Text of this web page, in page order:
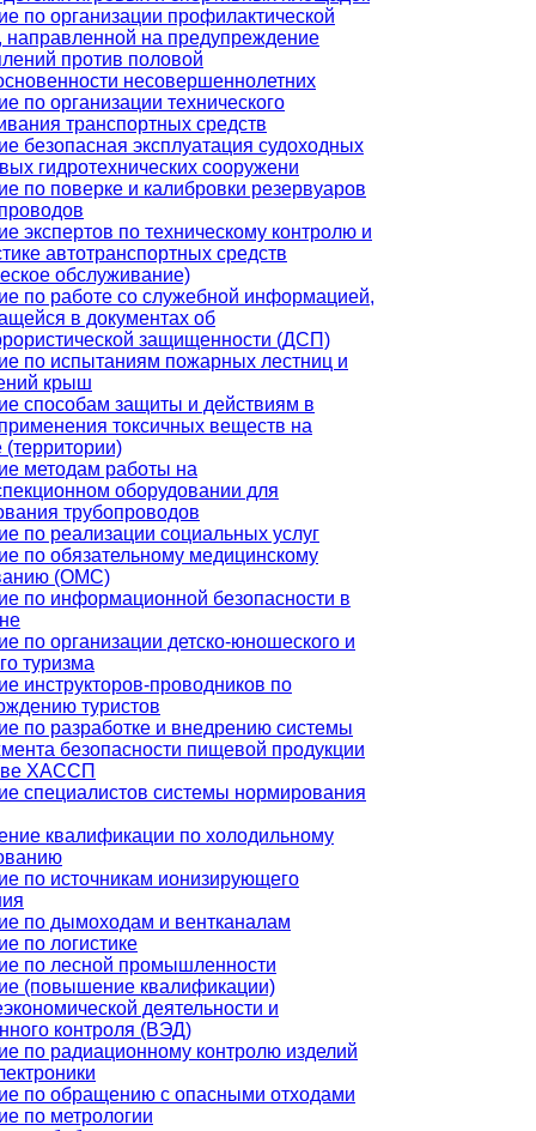
по организации профилактической
направленной на предупреждение
против половой
несовершеннолетних
по организации технического
транспортных средств
безопасная эксплуатация судоходных
гидротехнических сооружени
по поверке и калибровки резервуаров
экспертов по техническому контролю и
автотранспортных средств
обслуживание)
по работе со служебной информацией,
в документах об
защищенности (ДСП)
по испытаниям пожарных лестниц и
крыш
способам защиты и действиям в
токсичных веществ на
(территории)
методам работы на
оборудовании для
трубопроводов
по реализации социальных услуг
по обязательному медицинскому
(ОМС)
по информационной безопасности в
по организации детско-юношеского и
туризма
инструкторов-проводников по
туристов
по разработке и внедрению системы
безопасности пищевой продукции
ХАССП
специалистов системы нормирования
квалификации по холодильному
по источникам ионизирующего
по дымоходам и вентканалам
по логистике
по лесной промышленности
(повышение квалификации)
деятельности и
контроля (ВЭД)
по радиационному контролю изделий
по обращению с опасными отходами
по метрологии